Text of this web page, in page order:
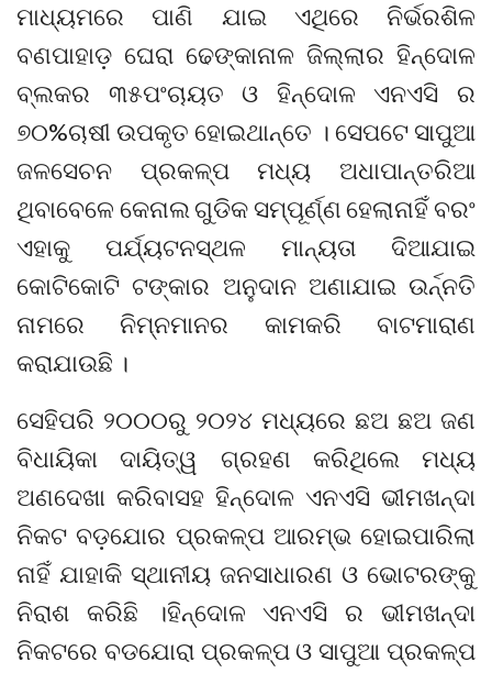
ମାଧ୍ୟମରେ ପାଣି ଯାଇ ଏଥିରେ ନିର୍ଭରଶିଳ
ବଣପାହାଡ଼ ଘେରା ଢେଙ୍କାନାଳ ଜିଲ୍ଲାର ହିନ୍ଦୋଳ
ବ୍ଲକର ୩୫ପଂଚାୟତ ଓ ହିନ୍ଦୋଳ ଏନଏସି ର
୭୦%ଚାଷୀ ଉପକୃତ ହୋଇଥାନ୍ତେ । ସେପଟେ ସାପୁଆ
ଜଳସେଚନ ପ୍ରକଳ୍ପ ମଧ୍ୟ ଅଧାପାନ୍ତରିଆ
ଥିବାବେଳେ କେନାଲ ଗୁଡିକ ସମ୍ପୂର୍ଣ୍ଣ ହେଲାନାହିଁ ବରଂ
ଏହାକୁ ପର୍ଯ୍ୟଟନସ୍ଥଳ ମାନ୍ୟତା ଦିଆଯାଇ
କୋଟିକୋଟି ଟଙ୍କାର ଅନୁଦାନ ଅଣାଯାଇ ଉର୍ନ୍ନତି
ନାମରେ ନିମ୍ନମାନର କାମକରି ବାଟମାରାଣ
କରାଯାଉଛି ।
ସେହିପରି ୨୦୦୦ରୁ ୨୦୨୪ ମଧ୍ୟରେ ଛଅ ଛଅ ଜଣ
ବିଧାୟିକା ଦାୟିତ୍ୱ ଗ୍ରହଣ କରିଥିଲେ ମଧ୍ୟ
ଅଣଦେଖା କରିବାସହ ହିନ୍ଦୋଳ ଏନଏସି ଭୀମଖନ୍ଦା
ନିକଟ ବଡ଼ଯୋର ପ୍ରକଳ୍ପ ଆରମ୍ଭ ହୋଇପାରିଲା
ନାହିଁ ଯାହାକି ସ୍ଥାନୀୟ ଜନସାଧାରଣ ଓ ଭୋଟରଙ୍କୁ
ନିରାଶ କରିଛି ।ହିନ୍ଦୋଳ ଏନଏସି ର ଭୀମଖନ୍ଦା
ନିକଟରେ ବଡଯୋରା ପ୍ରକଳ୍ପ ଓ ସାପୁଆ ପ୍ରକଳ୍ପ